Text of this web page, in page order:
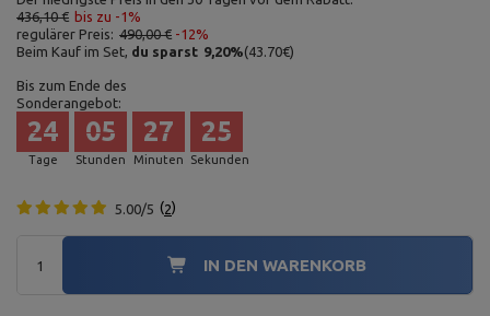
436,10 € bis zu -1%
regulärer Preis: 490,00 € -12%
Beim Kauf im Set, du sparst 9,20%(43.70€)
Bis zum Ende des
Sonderangebot:
Tage
24
Stunden
05
Minuten
27
Sekunden
24
5.00/5 2
IN DEN WARENKORB